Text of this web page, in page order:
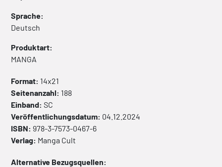
Sprache:
Deutsch
Produktart:
MANGA
Format: 14x21
Seitenanzahl: 188
Einband: SC
Veröffentlichungsdatum: 04.12.2024
ISBN: 978-3-7573-0467-6
Verlag: Manga Cult
Alternative Bezugsquellen: